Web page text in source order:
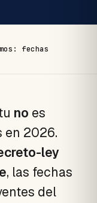
fechas
no es
en 2026.
ley
, las fechas
del